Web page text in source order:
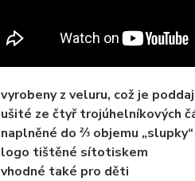
vyrobeny z veluru, což je
ušité ze čtyř trojúhelníkových
naplněné do ⅔ objemu „slupky“
logo tištěné sítotiskem
vhodné také pro děti